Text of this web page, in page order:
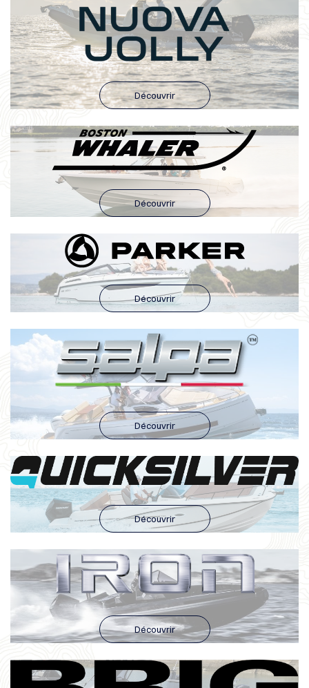
Découvrir
Découvrir
Découvrir
Découvrir
Découvrir
Découvrir